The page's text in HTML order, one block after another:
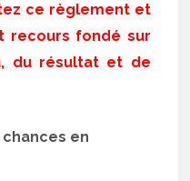
ce règlement et
recours fondé sur
du résultat et de
en